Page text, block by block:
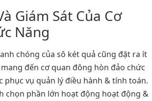
Giám Sát Của Cơ
Năng
chóng của sô két quả cũng đặt ra ít
đến cơ quan đông hòn đảo chức
phục vụ quản lý điều hành & tính toán.
chọn phần lớn hoạt động hoạt động &